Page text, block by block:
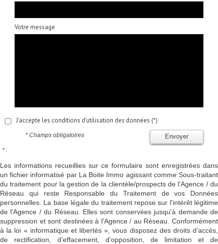
Votre message
J'accepte les conditions d'utilisation des données (*)
Envoyer
* Champs obligatoires
* :
Les informations recueillies sur ce formulaire sont enregistrées dans
un fichier informatisé par La Boite Immo agissant comme Sous-traitant
du traitement pour la gestion de la clientèle/prospects de l'Agence / du
Réseau qui reste Responsable du Traitement de vos Données
personnelles. La base légale du traitement repose sur l'intérêt légitime
de l'Agence / du Réseau. Elles sont conservées jusqu'à demande de
suppression et sont destinées à l'Agence / au Réseau. Conformément
à la loi « informatique et libertés », vous disposez des droits d’accès,
de rectification, d’effacement, d’opposition, de limitation et de